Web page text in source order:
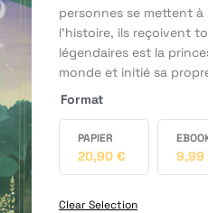
personnes se mettent à
l’histoire, ils reçoivent
légendaires est la
monde et initié sa
Format
PAPIER
20,90 € 9,99
Clear Selection